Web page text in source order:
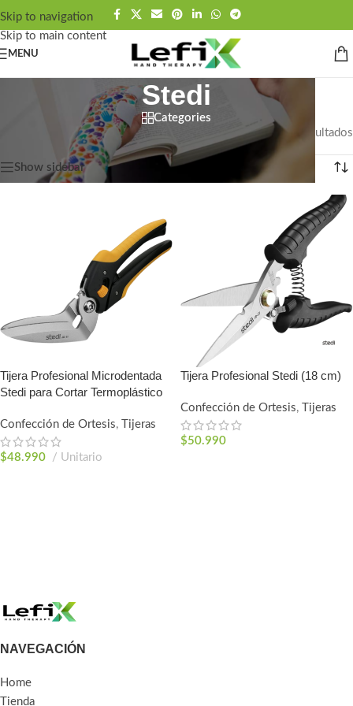
contenido
Skip to navigation
Skip to main content
MENU
Stedi
Categories
Stedi Mostrando 2 resultados
Show sidebar
Tijera Profesional Microdentada
Stedi para Cortar Termoplástico
Confección de Ortesis, Tijeras
$48.990 Unitario
Tijera Profesional Stedi (18 cm)
Confección de Ortesis, Tijeras
$50.990
NAVEGACIÓN
Home
Tienda